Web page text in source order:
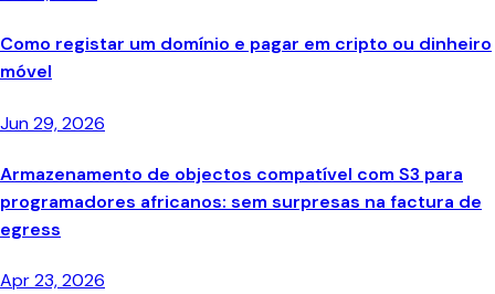
Como registar um domínio e pagar em cripto ou dinheiro
móvel
Jun 29, 2026
Armazenamento de objectos compatível com S3 para
programadores africanos: sem surpresas na factura de
egress
Apr 23, 2026